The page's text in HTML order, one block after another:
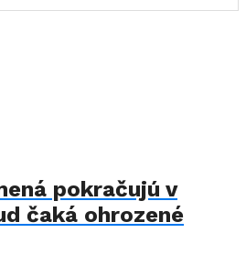
pokračujú v
čaká ohrozené